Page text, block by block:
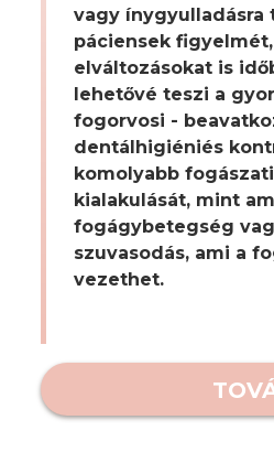
vagy ínygyulladásra
páciensek
elváltozásokat is
lehetővé teszi a
fogorvosi -
dentálhigiéniés
komolyabb
kialakulását, mint
fogágybetegség
szuvasodás, ami a
vezethet.